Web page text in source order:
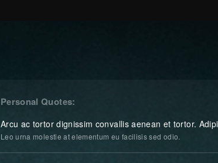
Personal Quotes
Arcu ac tortor dignissim convallis aenean et tortor.
Leo urna molestie at elementum eu facilisis sed odio.